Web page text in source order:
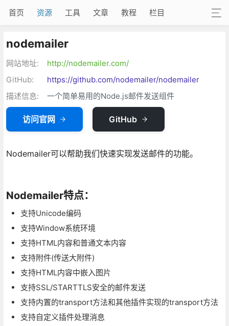
首页 资源 工具 文章 教程 栏目
nodemailer
网站地址:
http://nodemailer.com/
GitHub:
https://github.com/nodemailer/nodemailer
描述信息:
一个简单易用的Node.js邮件发送组件
访问官网 GitHub
Nodemailer可以帮助我们快速实现发送邮件的功能。
Nodemailer特点：
支持Unicode编码
支持Window系统环境
支持HTML内容和普通文本内容
支持附件(传送大附件)
支持HTML内容中嵌入图片
支持SSL/STARTTLS安全的邮件发送
支持内置的transport方法和其他插件实现的transport方法
支持自定义插件处理消息